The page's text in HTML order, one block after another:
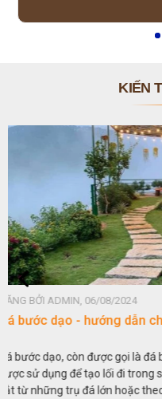
KIẾN
ĐĂNG BỞI ADMIN, 06/08/2024
Đá non bộ - cách lựa
Hòn non bộ được biết đến là
thu nhỏ, đưa mô hình những
trong các vườn cảnh. Hay nói